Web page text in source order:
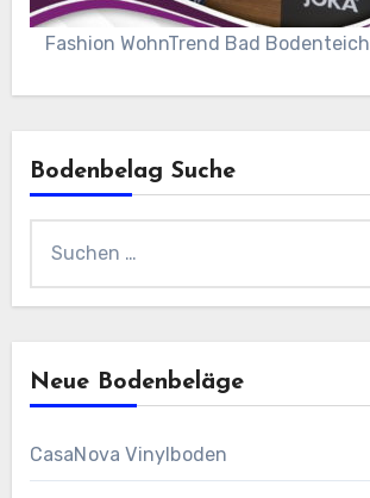
Fashion WohnTrend Bad Bodenteich
Bodenbelag Suche
nach:
Neue Bodenbeläge
CasaNova Vinylboden